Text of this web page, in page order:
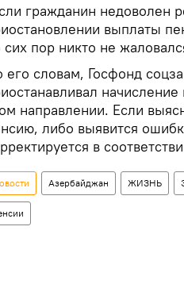
гражданин недоволен
выплаты
сих пор никто не
его словам, Госфонд
направлении. Если
либо выявится
в
Азербайджан ЖИЗНЬ